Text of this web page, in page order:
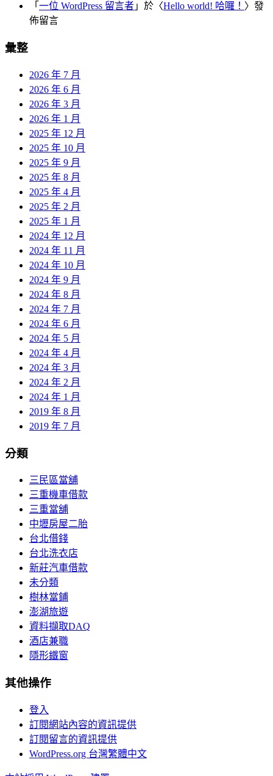
「 一位 WordPress 留言者 」於〈Hello world! 哈囉！ 〉發
佈留言
彙整
2026 年 7 月
2026 年 6 月
2026 年 3 月
2026 年 1 月
2025 年 12 月
2025 年 10 月
2025 年 9 月
2025 年 8 月
2025 年 4 月
2025 年 2 月
2025 年 1 月
2024 年 12 月
2024 年 11 月
2024 年 10 月
2024 年 9 月
2024 年 8 月
2024 年 7 月
2024 年 6 月
2024 年 5 月
2024 年 4 月
2024 年 3 月
2024 年 2 月
2024 年 1 月
2019 年 8 月
2019 年 7 月
分類
三民區當舖
三重機車借款
三重當舖
中壢房屋二胎
台北借錢
台北洗衣店
新莊汽車借款
未分類
樹林當鋪
澎湖旅遊
資料擷取DAQ
酒店兼職
隱形鐵窗
其他操作
登入
訂閱網站內容的資訊提供
訂閱留言的資訊提供
WordPress.org 台灣繁體中文